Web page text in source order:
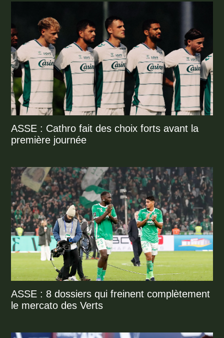
ASSE : Cathro fait des choix forts avant la
première journée
ASSE : 8 dossiers qui freinent complètement
le mercato des Verts